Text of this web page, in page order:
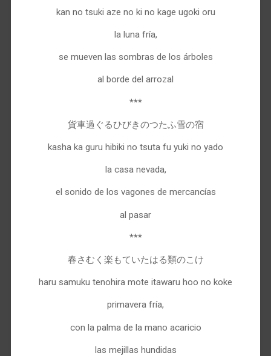
kan no tsuki aze no ki no kage ugoki oru
la luna fría,
se mueven las sombras de los árboles
al borde del arrozal
***
貨車過ぐるひびきのつたふ雪の宿
kasha ka guru hibiki no tsuta fu yuki no yado
la casa nevada,
el sonido de los vagones de mercancías
al pasar
***
春さむく楽もていたはる類のこけ
haru samuku tenohira mote itawaru hoo no koke
primavera fría,
con la palma de la mano acaricio
las mejillas hundidas